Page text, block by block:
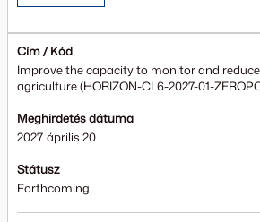
Cím / Kód
Improve the capacity to monitor and
agriculture (HORIZON-CL6-2027-01-
Meghirdetés dátuma
2027. április 20.
Státusz
Forthcoming